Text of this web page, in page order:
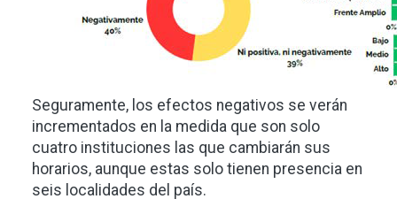
Seguramente, los efectos negativos se verán
incrementados en la medida que son solo
cuatro instituciones las que cambiarán sus
horarios, aunque estas solo tienen presencia en
seis localidades del país.